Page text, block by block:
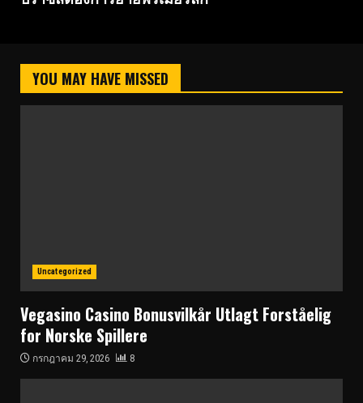
YOU MAY HAVE MISSED
Uncategorized
Vegasino Casino Bonusvilkår Utlagt Forståelig
for Norske Spillere
กรกฎาคม 29, 2026 8